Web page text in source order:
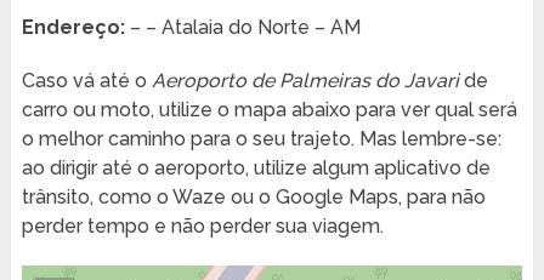
Endereço:– – Atalaia do Norte – AM
Caso vá até o Aeroporto de Palmeiras do Javaride
carro ou moto, utilize o mapa abaixo para ver qual será
o melhor caminho para o seu trajeto. Mas lembre-se:
ao dirigir até o aeroporto, utilize algum aplicativo de
trânsito, como o Waze ou o Google Maps, para não
perder tempo e não perder sua viagem.